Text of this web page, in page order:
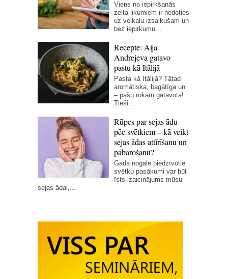
Viens no iepirkšanās
zelta likumiem ir nedoties
uz veikalu izsalkušam un
bez iepirkumu...
Recepte: Aija
Andrejeva gatavo
pastu kā Itālijā
Pasta kā Itālijā? Tātad
aromātiska, bagātīga un
– pašu rokām gatavota!
Tieši...
Rūpes par sejas ādu
pēc svētkiem – kā veikt
sejas ādas attīrīšanu un
pabarošanu?
Gada nogalē piedzīvotie
svētku pasākumi var būt
īsts izaicinājums mūsu
sejas ādai,...